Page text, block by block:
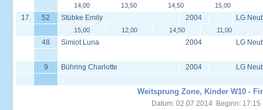
14,00 13,50 14,50 15,00
17. 52 Stübke Emily 2004 LG
15,00 12,00 14,50 11,00
48 Simiot Luna 2004 LG
9 Bühring Charlotte 2004 LG
Weitsprung Zone, Kinder W10 -
Datum: 02.07.2014 Beginn: 17:15